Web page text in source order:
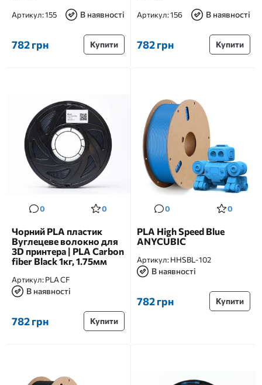
Артикул:155 В наявності
782 грн Купити
Артикул:156 В наявності
782 грн Купити
0 0
Чорний PLA пластик
Вуглецеве волокно для
3D принтера | PLA Carbon
fiber Black 1кг, 1.75мм
Артикул:PLA CF
В наявності
782 грн Купити
0 0
PLA High Speed Blue
ANYCUBIC
Артикул:HHSBL-102
В наявності
782 грн Купити